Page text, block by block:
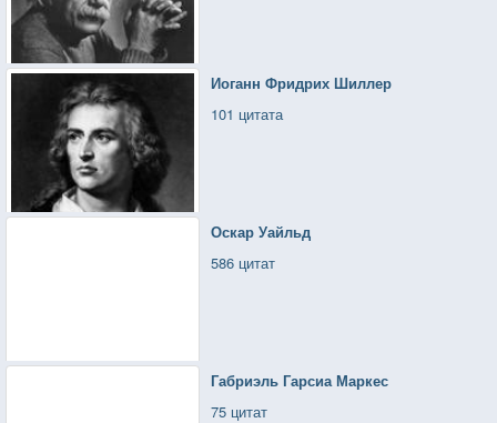
Иоганн Фридрих Шиллер
101 цитата
Оскар Уайльд
586 цитат
Габриэль Гарсиа Маркес
75 цитат